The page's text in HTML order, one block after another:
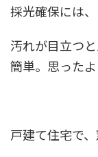
採光確保には
汚れが目立つ
簡単。思った
戸建て住宅で